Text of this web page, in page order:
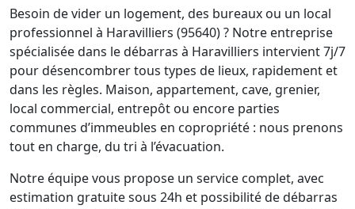
Besoin de vider un logement, des bureaux ou un local
professionnel à Haravilliers (95640) ? Notre entreprise
spécialisée dans le débarras à Haravilliers intervient 7j/7
pour désencombrer tous types de lieux, rapidement et
dans les règles. Maison, appartement, cave, grenier,
local commercial, entrepôt ou encore parties
communes d’immeubles en copropriété : nous prenons
tout en charge, du tri à l’évacuation.
Notre équipe vous propose un service complet, avec
estimation gratuite sous 24h et possibilité de débarras